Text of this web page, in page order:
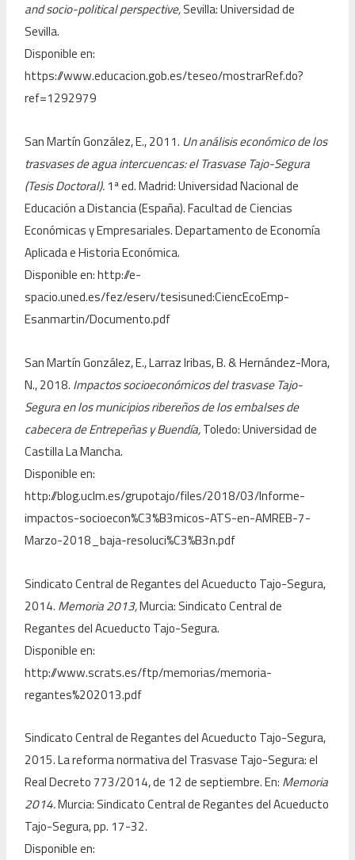
and socio-political perspective,Sevilla: Universidad de
Sevilla.
Disponible en:
https://www.educacion.gob.es/teseo/mostrarRef.do?
ref=1292979
San Martín González, E., 2011. Un análisis económico de los
trasvases de agua intercuencas: el Trasvase Tajo-Segura
(Tesis Doctoral). 1ª ed. Madrid: Universidad Nacional de
Educación a Distancia (España). Facultad de Ciencias
Económicas y Empresariales. Departamento de Economía
Aplicada e Historia Económica.
Disponible en: http://e-
spacio.uned.es/fez/eserv/tesisuned:CiencEcoEmp-
Esanmartin/Documento.pdf
San Martín González, E., Larraz Iribas, B. & Hernández-Mora,
N., 2018. Impactos socioeconómicos del trasvase Tajo-
Segura en los municipios ribereños de los embalses de
cabecera de Entrepeñas y Buendía,Toledo: Universidad de
Castilla La Mancha.
Disponible en:
http://blog.uclm.es/grupotajo/files/2018/03/Informe-
impactos-socioecon%C3%B3micos-ATS-en-AMREB-7-
Marzo-2018_baja-resoluci%C3%B3n.pdf
Sindicato Central de Regantes del Acueducto Tajo-Segura,
2014. Memoria 2013,Murcia: Sindicato Central de
Regantes del Acueducto Tajo-Segura.
Disponible en:
http://www.scrats.es/ftp/memorias/memoria-
regantes%202013.pdf
Sindicato Central de Regantes del Acueducto Tajo-Segura,
2015. La reforma normativa del Trasvase Tajo-Segura: el
Real Decreto 773/2014, de 12 de septiembre. En: Memoria
2014.Murcia: Sindicato Central de Regantes del Acueducto
Tajo-Segura, pp. 17-32.
Disponible en: